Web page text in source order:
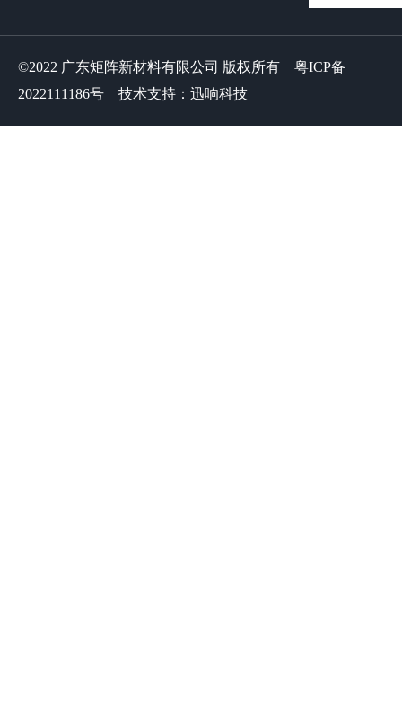
©2022 广东矩阵新材料有限公司 版权所有 粤ICP备
2022111186号 技术支持：迅响科技